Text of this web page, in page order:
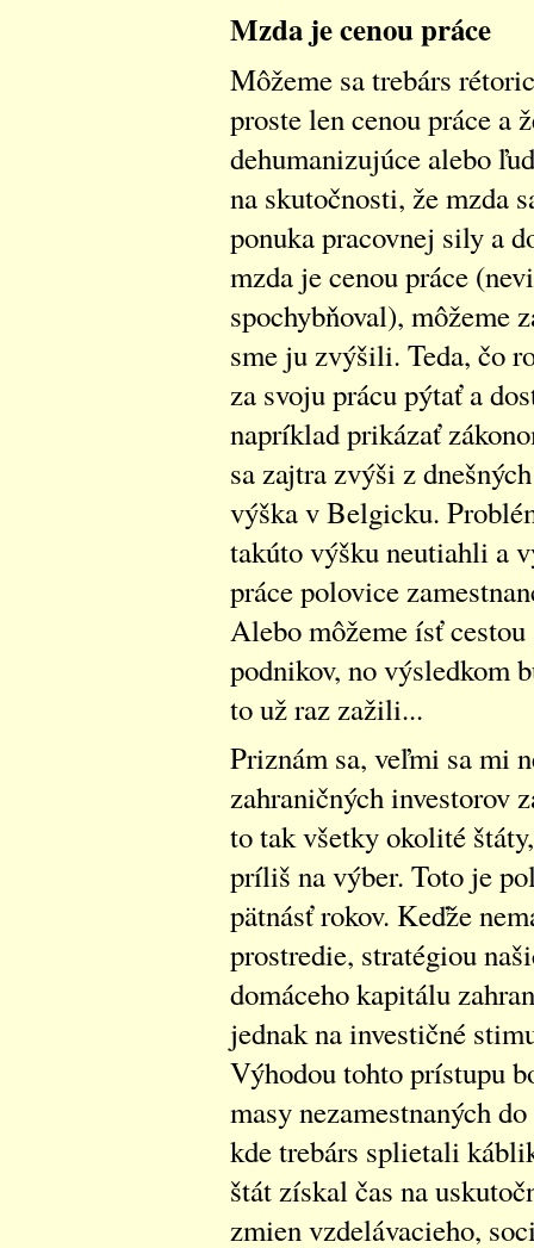
Mzda je cenou práce
Môžeme sa trebárs
proste len cenou práce a
dehumanizujúce alebo
na skutočnosti, že mzda
ponuka pracovnej sily a
mzda je cenou práce
spochybňoval), môžeme
sme ju zvýšili. Teda, čo
za svoju prácu pýtať a
napríklad prikázať
sa zajtra zvýši z
výška v Belgicku.
takúto výšku neutiahli a
práce polovice
Alebo môžeme ísť
podnikov, no výsledkom
to už raz zažili...
Priznám sa, veľmi sa mi
zahraničných investorov
to tak všetky okolité
príliš na výber. Toto je
pätnásť rokov. Keďže
prostredie, stratégiou
domáceho kapitálu
jednak na investičné
Výhodou tohto prístupu
masy nezamestnaných
kde trebárs splietali
štát získal čas na
zmien vzdelávacieho,